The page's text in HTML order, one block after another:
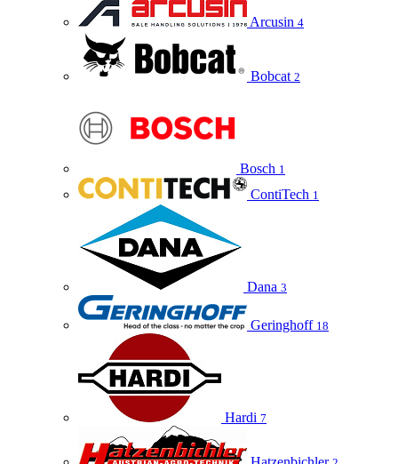
Arcusin 4
Bobcat 2
Bosch 1
ContiTech 1
Dana 3
Geringhoff 18
Hardi 7